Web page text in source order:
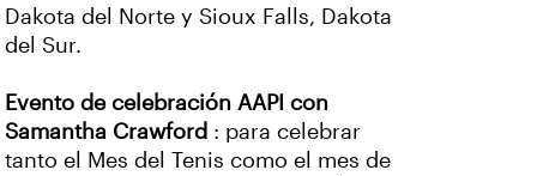
Dakota del Norte y Sioux Falls, Dakota
del Sur.
Evento de celebración AAPI con
Samantha Crawford : para celebrar
tanto el Mes del Tenis como el mes de